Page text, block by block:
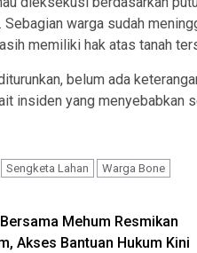
warga sudah
memiliki hak atas tanah
belum ada
insiden yang menyebabkan
Sengketa Lahan Warga Bone
Mehum Resmikan
Akses Bantuan Hukum Kini